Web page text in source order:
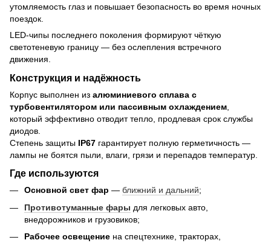
утомляемость глаз и повышает безопасность во время ночных
поездок.
LED-чипы последнего поколения формируют чёткую
светотеневую границу — без ослепления встречного
движения.
Конструкция и надёжность
Корпус выполнен из алюминиевого сплава с
турбовентилятором или пассивным охлаждением
который эффективно отводит тепло, продлевая срок службы
диодов.
Степень защиты IP67 гарантирует полную герметичность —
лампы не боятся пыли, влаги, грязи и перепадов температур.
Где используются
Основной свет фар — ближний и дальний;
Противотуманные фары для легковых авто,
внедорожников и грузовиков;
Рабочее освещение на спецтехнике, тракторах,